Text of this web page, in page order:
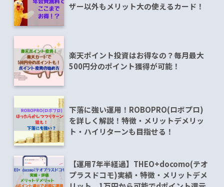
ザー以外もメリット大の使えるカード！
楽天ポイント投資はお得なの？毎月最大
500円分のポイント獲得が可能！
下落に強い運用！ROBOPRO(ロボプロ)
を詳しく解説！特徴・メリットデメリッ
ト・ハイリターンも目指せる！
【運用7年半経過】THEO+docomo(テオ
プラスドコモ)実績・特徴・メリットデメ